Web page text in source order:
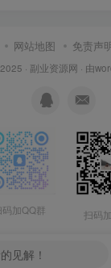
网站地图 免责声
· 副业资源网 · 由
码加QQ群 扫码
见解！